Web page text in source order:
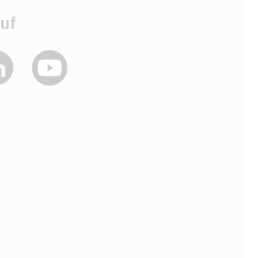
account
our LinkedInSee our YouTube channel